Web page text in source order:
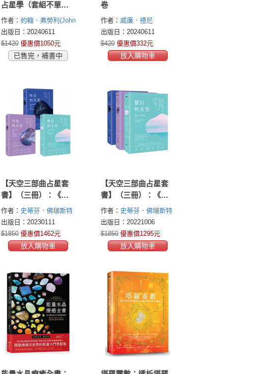
占星學（套組不單
售）
作者： 約翰．弗勞利(John
Frawley)
出版日：20240611
$1420 優惠價1050元
已售完，補書中
卷
作者： 威廉．禮尼
(William Lilly)
出版日：20240611
$420 優惠價332元
放入購物車
【天空三部曲占星套
書】（三冊）：《內
在的天空》、《變幻
的天空》、《昨日的
天空》
作者： 史蒂芬．佛瑞斯特
(Steven Forrest)
出版日：20230111
$1850 優惠價1462元
放入購物車
【天空三部曲占星套
書】（三冊）：《內
在的天空》、《變幻
的天空》、《昨日的
天空》
作者： 史蒂芬．佛瑞斯特
(Steven Forrest)
出版日：20221006
$1850 優惠價1295元
放入購物車